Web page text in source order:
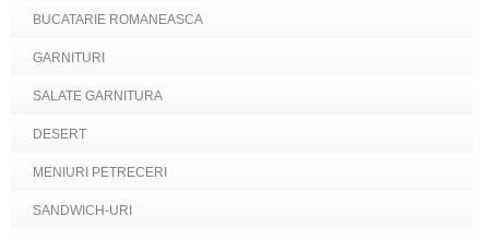
BUCATARIE ROMANEASCA
GARNITURI
SALATE GARNITURA
DESERT
MENIURI PETRECERI
SANDWICH-URI